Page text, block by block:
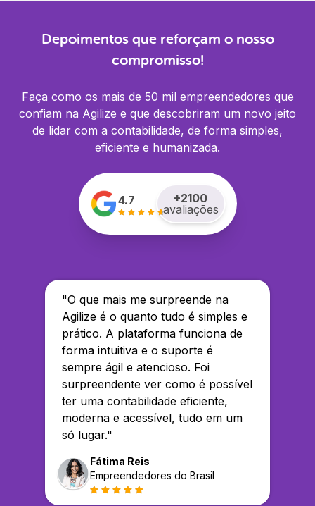
Depoimentos que reforçam o nosso
compromisso!
Faça como os mais de 50 mil empreendedores que
confiam na Agilize e que descobriram um novo jeito
de lidar com a contabilidade, de forma simples,
eficiente e humanizada.
4.7 +2100
avaliações
"O que mais me surpreende na
Agilize é o quanto tudo é simples e
prático. A plataforma funciona de
forma intuitiva e o suporte é
sempre ágil e atencioso. Foi
surpreendente ver como é possível
ter uma contabilidade eficiente,
moderna e acessível, tudo em um
só lugar."
Fátima Reis
Empreendedores do Brasil